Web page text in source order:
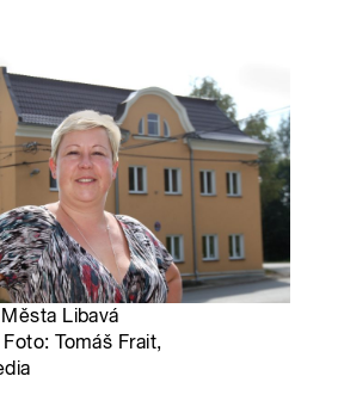
Libavá
Tomáš Frait,